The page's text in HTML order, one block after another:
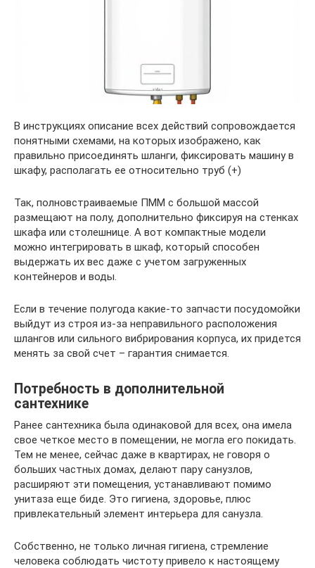
В инструкциях описание всех действий сопровождается
понятными схемами, на которых изображено, как
правильно присоединять шланги, фиксировать машину в
шкафу, располагать ее относительно труб (+)
Так, полновстраиваемые ПММ с большой массой
размещают на полу, дополнительно фиксируя на стенках
шкафа или столешнице. А вот компактные модели
можно интегрировать в шкаф, который способен
выдержать их вес даже с учетом загруженных
контейнеров и воды.
Если в течение полугода какие-то запчасти посудомойки
выйдут из строя из-за неправильного расположения
шлангов или сильного вибрирования корпуса, их придется
менять за свой счет – гарантия снимается.
Потребность в дополнительной
сантехнике
Ранее сантехника была одинаковой для всех, она имела
свое четкое место в помещении, не могла его покидать.
Тем не менее, сейчас даже в квартирах, не говоря о
больших частных домах, делают пару санузлов,
расширяют эти помещения, устанавливают помимо
унитаза еще биде. Это гигиена, здоровье, плюс
привлекательный элемент интерьера для санузла.
Собственно, не только личная гигиена, стремление
человека соблюдать чистоту привело к настоящему